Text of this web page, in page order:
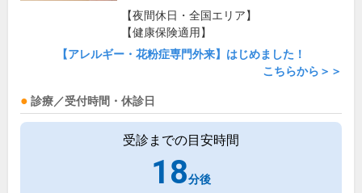
【夜間休日・全国エリア】
【健康保険適用】
【アレルギー・花粉症専門外来】はじめました！
こちらから＞＞
診療／受付時間・休診日
受診までの目安時間
18分後